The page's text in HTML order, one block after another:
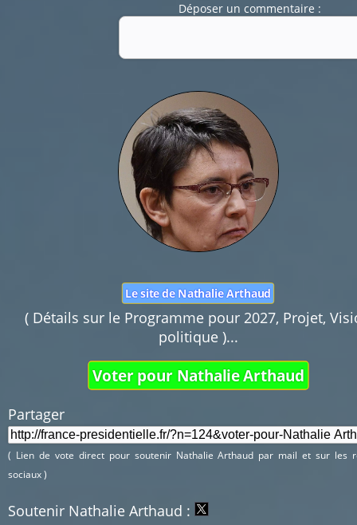
Déposer un commentaire :
Mail :
Fonction de commentaires dédiée au débat
Pas d'insultes. Merci.
Le site de Nathalie Arthaud
( Détails sur le Programme pour 2027, Projet,
politique )...
Voter pour Nathalie Arthaud
Partager
( Lien de vote direct pour soutenir Nathalie Arthaud par mail et sur les
sociaux )
Soutenir Nathalie Arthaud :